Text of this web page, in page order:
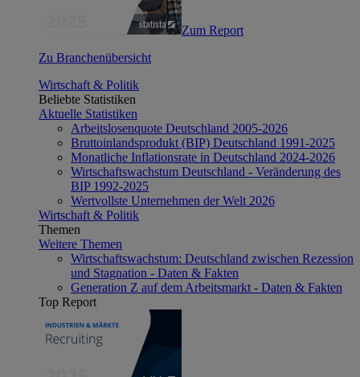
Zum Report
Zu Branchenübersicht
Wirtschaft & Politik
Beliebte Statistiken
Aktuelle Statistiken
Arbeitslosenquote Deutschland 2005-2026
Bruttoinlandsprodukt (BIP) Deutschland 1991-2025
Monatliche Inflationsrate in Deutschland 2024-2026
Wirtschaftswachstum Deutschland - Veränderung des
BIP 1992-2025
Wertvollste Unternehmen der Welt 2026
Wirtschaft & Politik
Themen
Weitere Themen
Wirtschaftswachstum: Deutschland zwischen Rezession
und Stagnation - Daten & Fakten
Generation Z auf dem Arbeitsmarkt - Daten & Fakten
Top Report